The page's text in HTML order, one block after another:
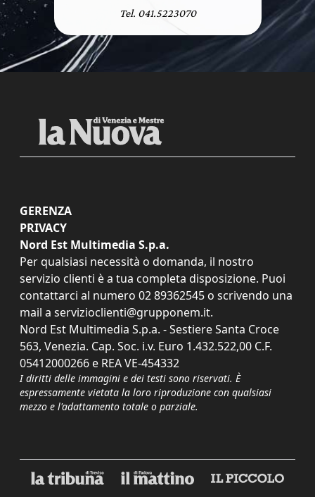
Tel. 041.5223070
GERENZA
PRIVACY
Nord Est Multimedia S.p.a.
Per qualsiasi necessità o domanda, il nostro
servizio clienti è a tua completa disposizione. Puoi
contattarci al numero 02 89362545 o scrivendo una
mail a servizioclienti@grupponem.it.
Nord Est Multimedia S.p.a. - Sestiere Santa Croce
563, Venezia. Cap. Soc. i.v. Euro 1.432.522,00 C.F.
05412000266 e REA VE-454332
I diritti delle immagini e dei testi sono riservati. È
espressamente vietata la loro riproduzione con qualsiasi
mezzo e l'adattamento totale o parziale.